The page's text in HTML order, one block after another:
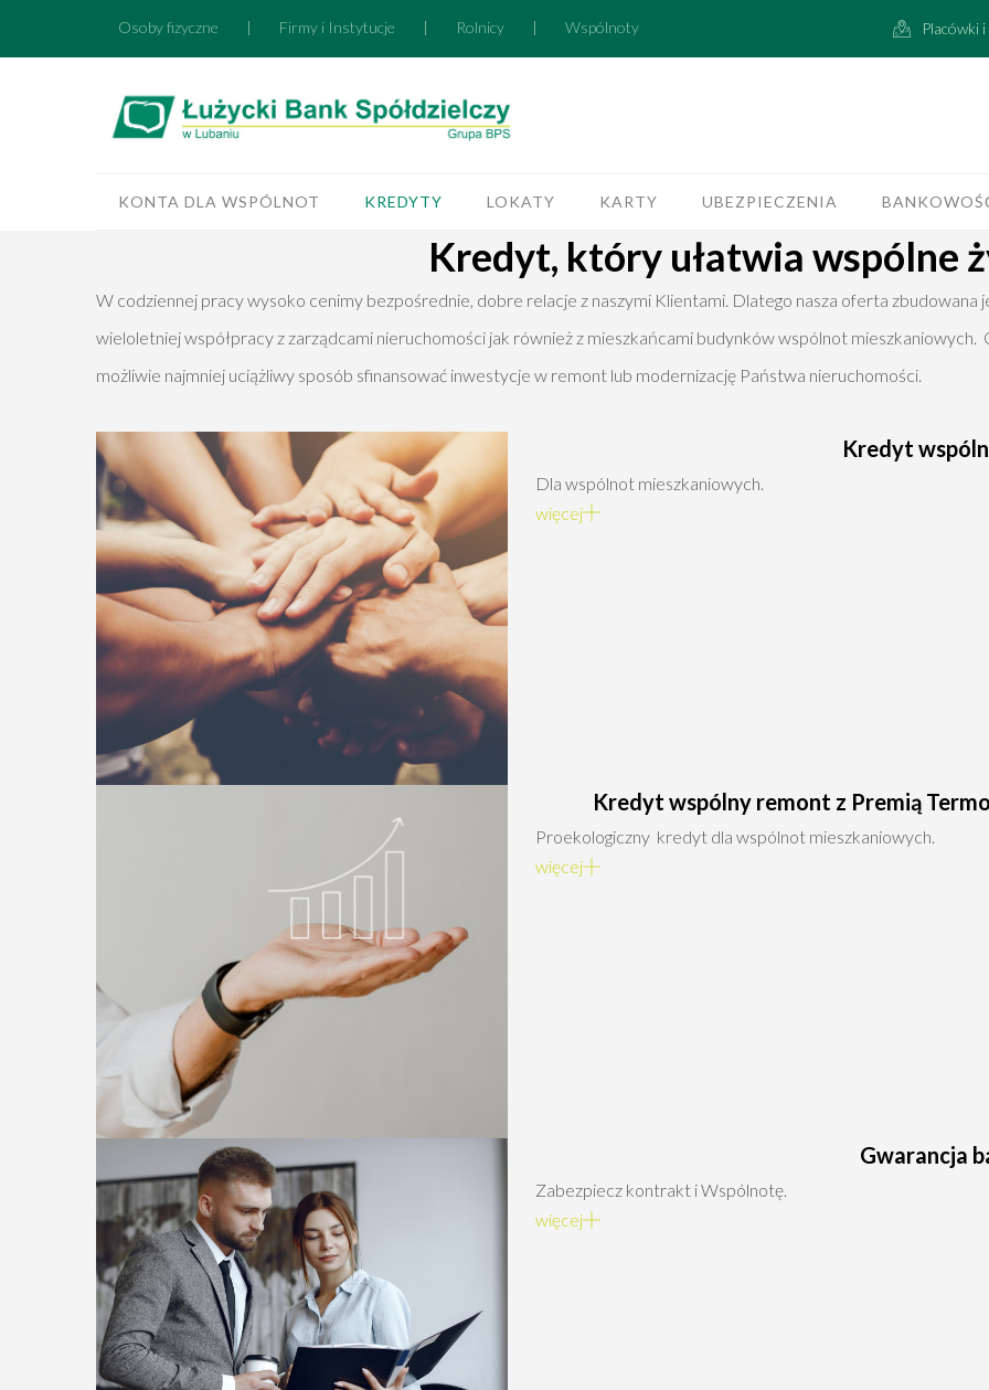
Osoby fizyczne | Firmy i Instytucje | Rolnicy | Wspólnoty Placówki
KONTA DLA WSPÓLNOT KREDYTY LOKATY KARTY UBEZPIECZENIA
Kredyt, który ułatwia wspólne
W codziennej pracy wysoko cenimy bezpośrednie, dobre relacje z naszymi Klientami. Dlatego nasza oferta zbudowana
wieloletniej współpracy z zarządcami nieruchomości jak również z mieszkańcami budynków wspólnot
możliwie najmniej uciążliwy sposób sfinansować inwestycje w remont lub modernizację Państwa nieruchomości.
Kredyt
Dla wspólnot mieszkaniowych.
więcej
Kredyt wspólny remont z Premią
Proekologiczny kredyt dla wspólnot mieszkaniowych.
więcej
Gwarancja
Zabezpiecz kontrakt i Wspólnotę.
więcej